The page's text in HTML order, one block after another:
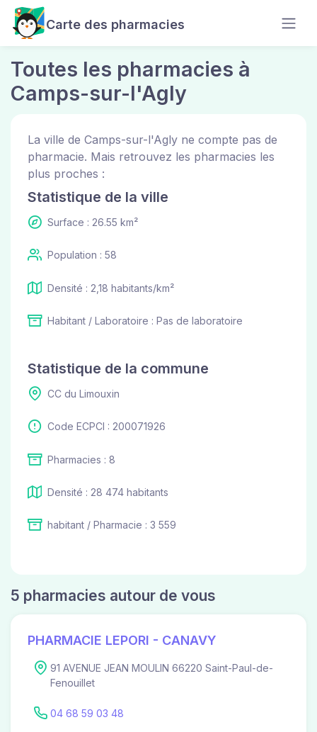
Carte des pharmacies
Toutes les pharmacies à
Camps-sur-l'Agly
La ville de Camps-sur-l'Agly ne compte pas de
pharmacie. Mais retrouvez les pharmacies les
plus proches :
Statistique de la ville
Surface : 26.55 km²
Population : 58
Densité : 2,18 habitants/km²
Habitant / Laboratoire : Pas de laboratoire
Statistique de la commune
CC du Limouxin
Code ECPCI : 200071926
Pharmacies : 8
Densité : 28 474 habitants
habitant / Pharmacie : 3 559
5 pharmacies autour de vous
PHARMACIE LEPORI - CANAVY
91 AVENUE JEAN MOULIN 66220 Saint-Paul-de-
Fenouillet
04 68 59 03 48